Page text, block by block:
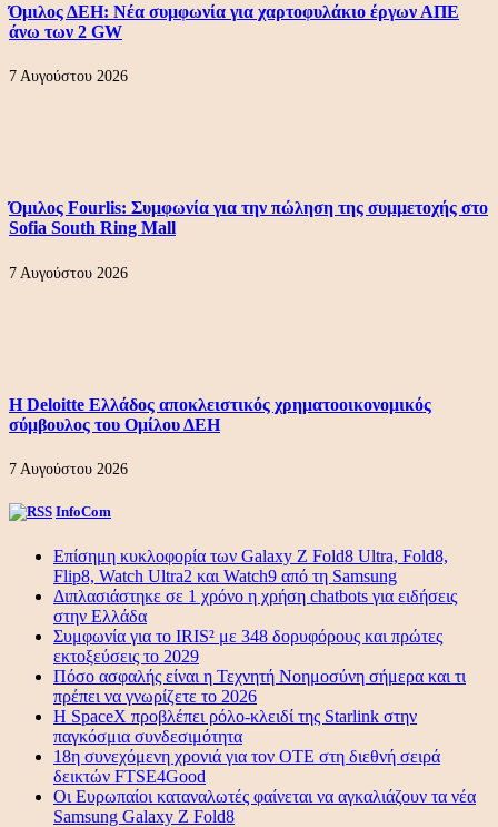
Όμιλος ΔΕΗ: Νέα συμφωνία για χαρτοφυλάκιο έργων ΑΠΕ
άνω των 2 GW
7 Αυγούστου 2026
Όμιλος Fourlis: Συμφωνία για την πώληση της συμμετοχής στο
Sofia South Ring Mall
7 Αυγούστου 2026
Η Deloitte Ελλάδος αποκλειστικός χρηματοοικονομικός
σύμβουλος του Ομίλου ΔΕΗ
7 Αυγούστου 2026
InfoCom
Επίσημη κυκλοφορία των Galaxy Z Fold8 Ultra, Fold8,
Flip8, Watch Ultra2 και Watch9 από τη Samsung
Διπλασιάστηκε σε 1 χρόνο η χρήση chatbots για ειδήσεις
στην Ελλάδα
Συμφωνία για το IRIS² με 348 δορυφόρους και πρώτες
εκτοξεύσεις το 2029
Πόσο ασφαλής είναι η Τεχνητή Νοημοσύνη σήμερα και τι
πρέπει να γνωρίζετε το 2026
Η SpaceX προβλέπει ρόλο-κλειδί της Starlink στην
παγκόσμια συνδεσιμότητα
18η συνεχόμενη χρονιά για τον ΟΤΕ στη διεθνή σειρά
δεικτών FTSE4Good
Οι Ευρωπαίοι καταναλωτές φαίνεται να αγκαλιάζουν τα νέα
Samsung Galaxy Z Fold8